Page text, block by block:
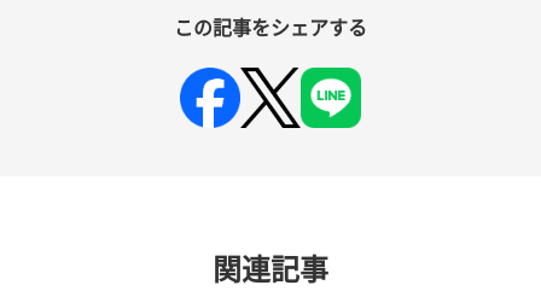
この記事をシェアする
関連記事